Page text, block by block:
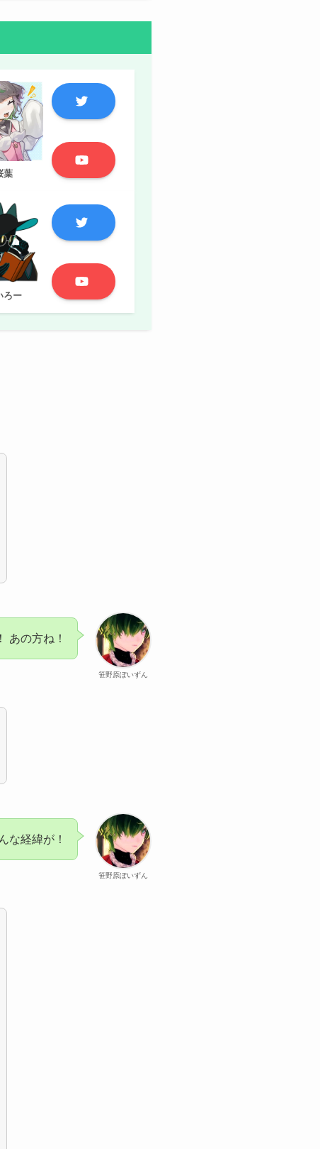
葉
ろー
笹野原ぽいずん
あの方ね！
笹野原ぽいずん
な経緯が！